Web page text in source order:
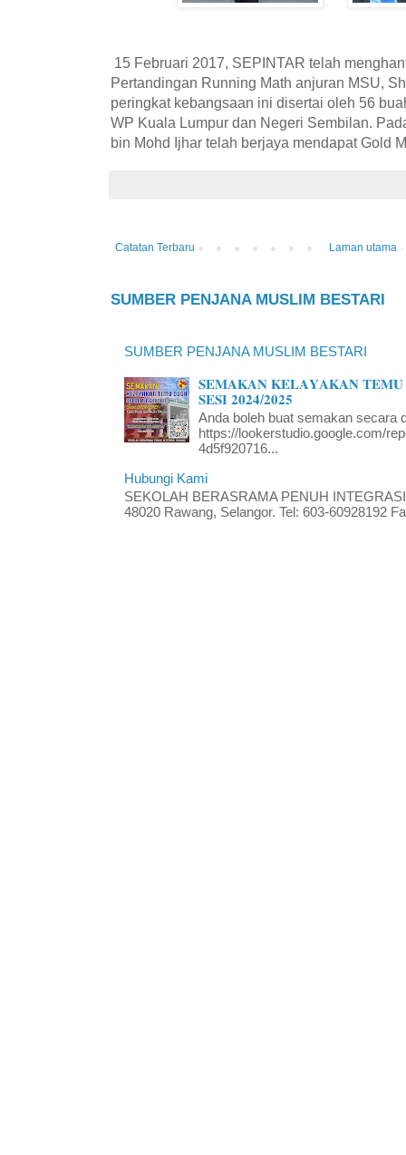
15 Februari 2017, SEPINTAR telah
Pertandingan Running Math anjuran MSU,
peringkat kebangsaan ini disertai oleh 56
WP Kuala Lumpur dan Negeri Sembilan.
bin Mohd Ijhar telah berjaya mendapat Gold
Catatan Terbaru Laman utama
SUMBER PENJANA MUSLIM BESTARI
SUMBER PENJANA MUSLIM BESTARI
𝐒𝐄𝐌𝐀𝐊𝐀𝐍 𝐊𝐄𝐋𝐀𝐘𝐀𝐊𝐀𝐍 𝐓𝐄𝐌𝐔
𝐒𝐄𝐒𝐈 𝟐𝟎𝟐𝟒/𝟐𝟎𝟐𝟓
Anda boleh buat semakan secara
https://lookerstudio.google.com/
4d5f920716...
Hubungi Kami
SEKOLAH BERASRAMA PENUH
48020 Rawang, Selangor. Tel: 603-60928192